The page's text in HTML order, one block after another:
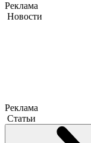
Реклама
Новости
Реклама
Статьи